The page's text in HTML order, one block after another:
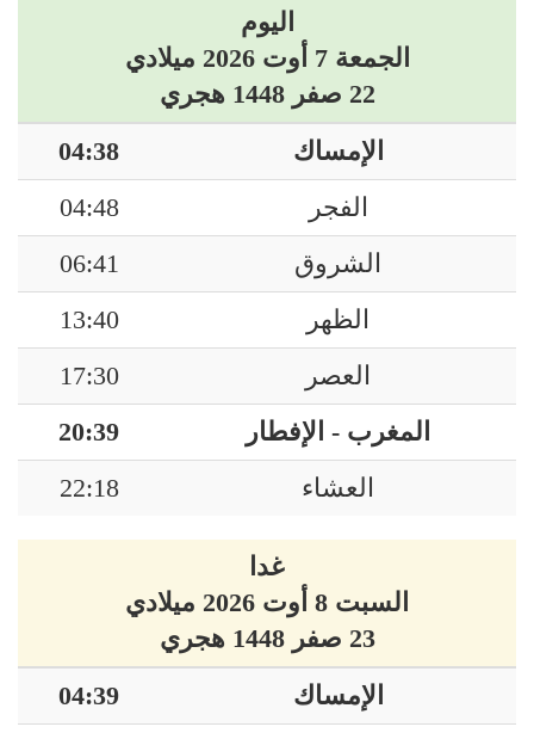
اليوم
الجمعة 7 أوت 2026 ميلادي
22 صفر 1448 هجري
الإمساك
04:38
الفجر
04:48
الشروق
06:41
الظهر
13:40
العصر
17:30
المغرب - الإفطار
20:39
العشاء
22:18
غدا
السبت 8 أوت 2026 ميلادي
23 صفر 1448 هجري
الإمساك
04:39